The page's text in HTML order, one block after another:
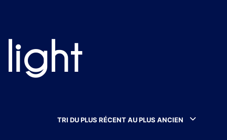
R
TRI DU PLUS RÉCENT AU PLUS ANCIEN